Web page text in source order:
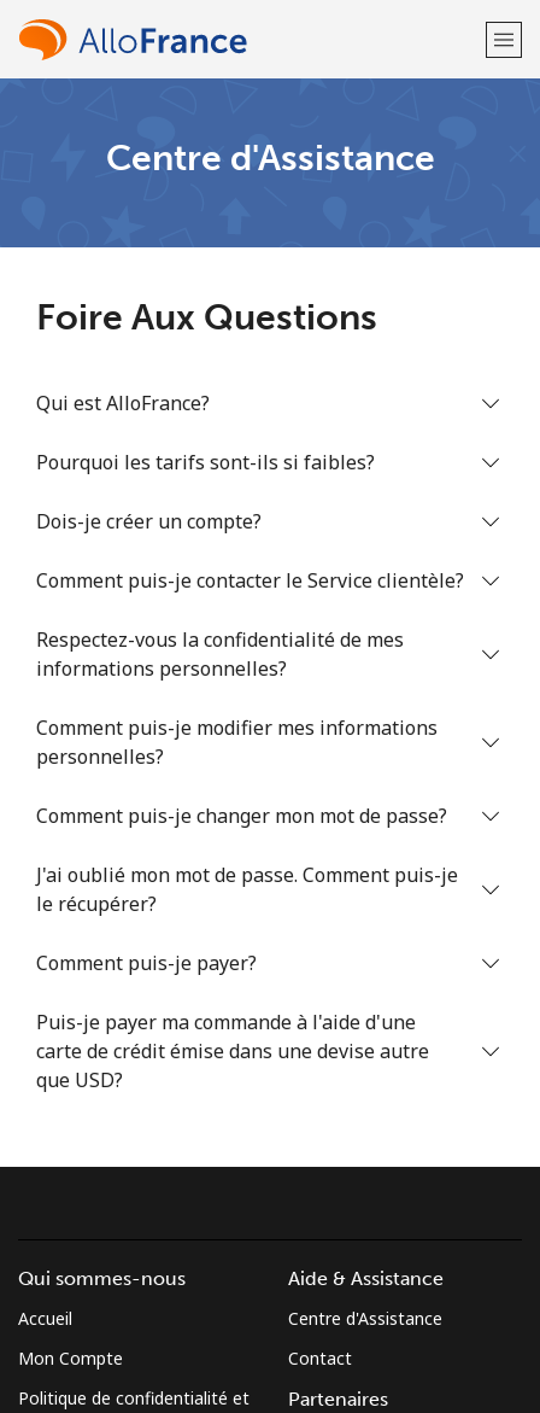
Aucun mot de passe créé
8 caractères minimum
Un numéro
Restez en contact pour obtenir nos meilleures offres.
En créant un compte sur ce site, j'accepte les présentes
Conditions générales.
S'inscrire
Bonjour!
Centre d'Assistance
Foire Aux Questions
Qui est AlloFrance?
Pourquoi les tarifs sont-ils si faibles?
Dois-je créer un compte?
Comment puis-je contacter le Service clientèle?
Respectez-vous la confidentialité de mes
informations personnelles?
Comment puis-je modifier mes informations
personnelles?
Comment puis-je changer mon mot de passe?
J'ai oublié mon mot de passe. Comment puis-je
le récupérer?
Comment puis-je payer?
Puis-je payer ma commande à l'aide d'une
carte de crédit émise dans une devise autre
que USD?
Qui sommes-nous
Accueil
Mon Compte
Politique de confidentialité et
Aide & Assistance
Centre d'Assistance
Contact
Partenaires